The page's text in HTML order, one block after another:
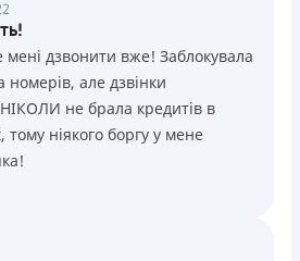
дзвонити вже! Заблокувала
номерів, але дзвінки
не брала кредитів в
тому ніякого боргу у мене